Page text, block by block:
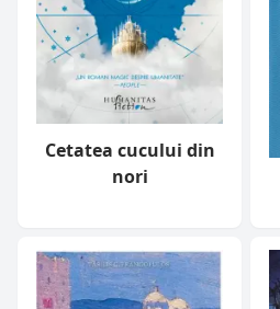
Cetatea cucului din
nori